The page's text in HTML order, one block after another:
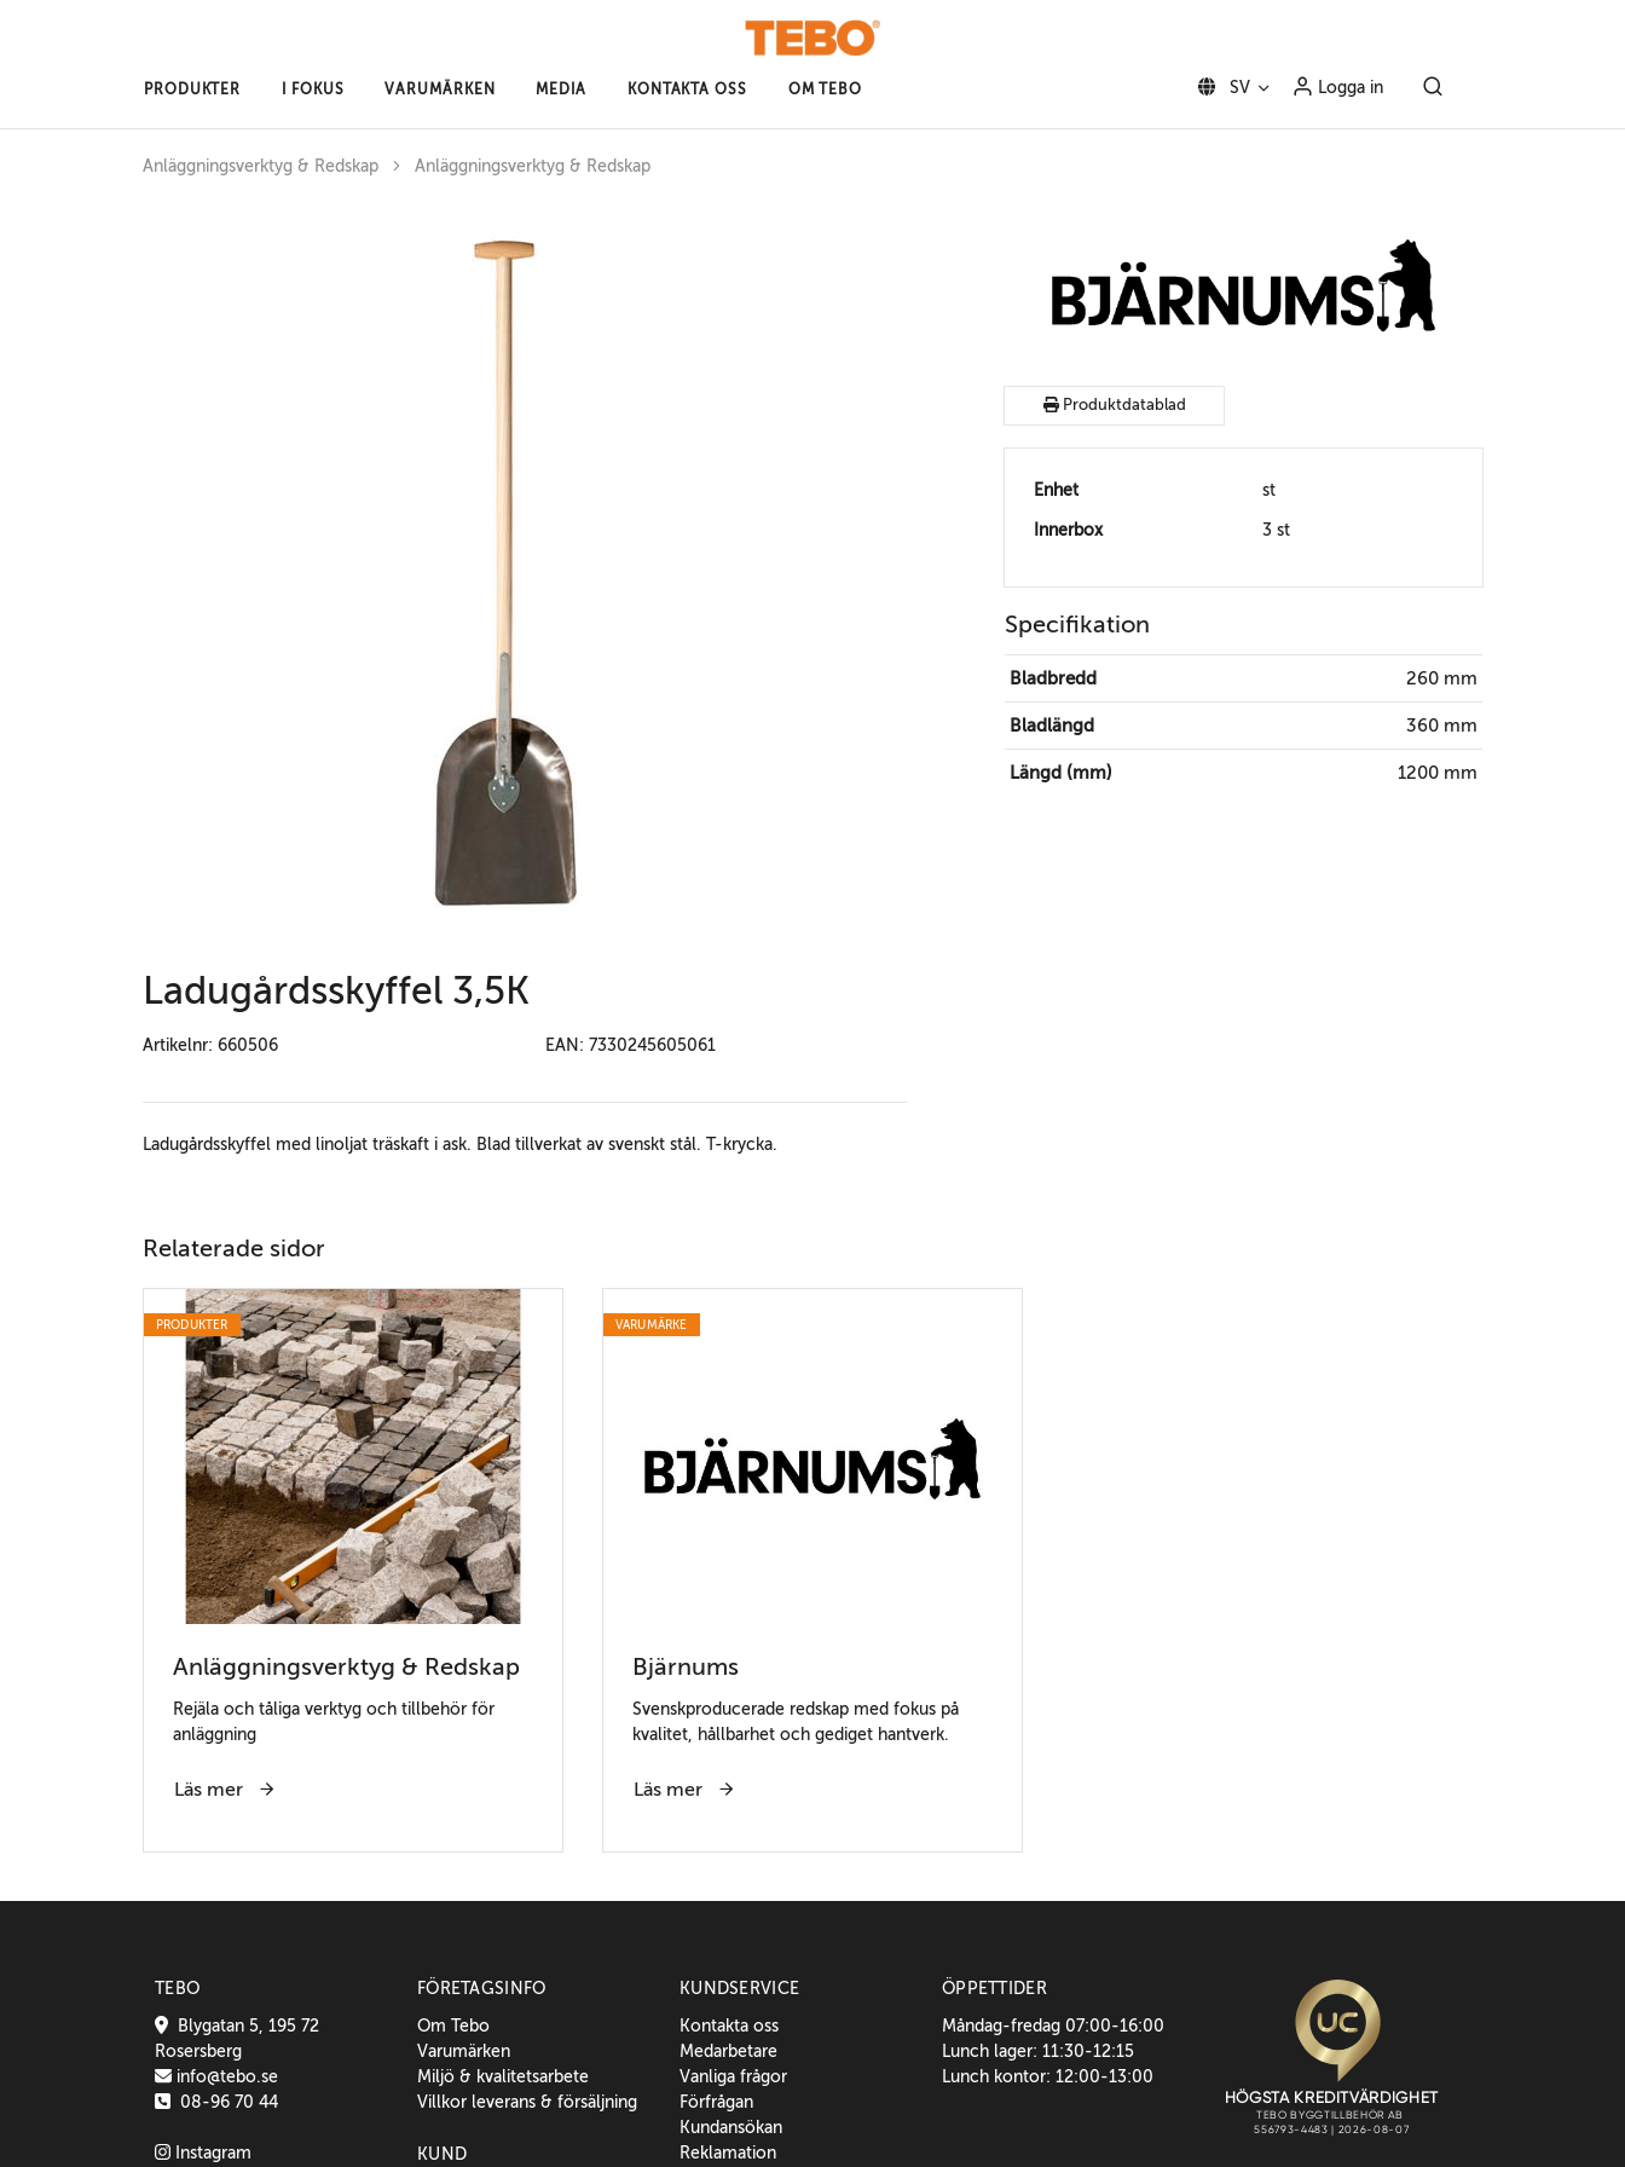
PRODUKTER I FOKUS VARUMÄRKEN MEDIA KONTAKTA OSS OM TEBO SV Logga in
Anläggningsverktyg & Redskap Anläggningsverktyg & Redskap
Ladugårdsskyffel 3,5K
Artikelnr: 660506 EAN: 7330245605061
Ladugårdsskyffel med linoljat träskaft i ask. Blad tillverkat av svenskt stål. T-krycka.
Produktdatablad
Enhet st
Innerbox 3 st
Specifikation
Bladbredd 260 mm
Bladlängd 360 mm
Längd (mm) 1200 mm
Relaterade sidor
PRODUKTER
Anläggningsverktyg & Redskap
Rejäla och tåliga verktyg och tillbehör för
anläggning
Läs mer
VARUMÄRKE
Bjärnums
Svenskproducerade redskap med fokus på
kvalitet, hållbarhet och gediget hantverk.
Läs mer
TEBO
Blygatan 5, 195 72
Rosersberg
info@tebo.se
08-96 70 44
Instagram
FÖRETAGSINFO
Om Tebo
Varumärken
Miljö & kvalitetsarbete
Villkor leverans & försäljning
KUND
KUNDSERVICE
Kontakta oss
Medarbetare
Vanliga frågor
Förfrågan
Kundansökan
Reklamation
ÖPPETTIDER
Måndag-fredag 07:00-16:00
Lunch lager: 11:30-12:15
Lunch kontor: 12:00-13:00